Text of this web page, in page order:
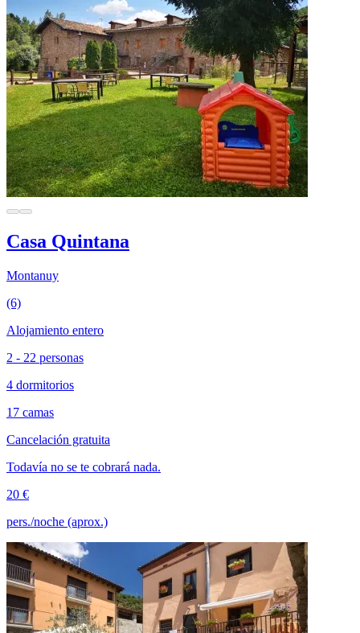
Casa Quintana
Montanuy
(6)
Alojamiento entero
2 - 22 personas
4 dormitorios
17 camas
Cancelación gratuita
Todavía no se te cobrará nada.
20 €
pers./noche (aprox.)